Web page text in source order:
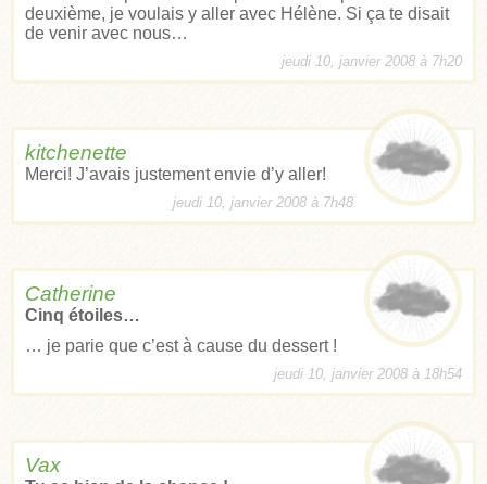
deuxième, je voulais y aller avec Hélène. Si ça te disait
de venir avec nous…
jeudi 10, janvier 2008 à 7h20
kitchenette
Merci! J’avais justement envie d’y aller!
jeudi 10, janvier 2008 à 7h48
Catherine
Cinq étoiles…
… je parie que c’est à cause du dessert !
jeudi 10, janvier 2008 à 18h54
Vax